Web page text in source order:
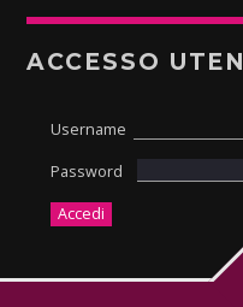
ACCESSO
Username
Password